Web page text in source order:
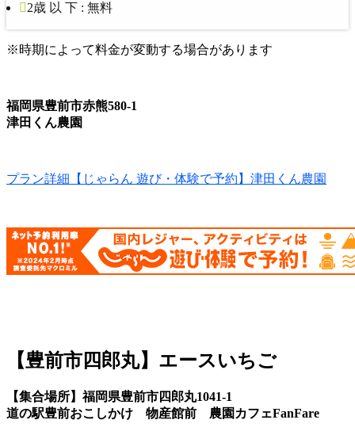
2歳 以 下 : 無料
※時期によって料金が変動する場合があります
福岡県豊前市赤熊580-1
津田くん農園
プラン詳細【じゃらん 遊び・体験で予約】津田くん農園
【豊前市四郎丸】エースいちご
【集合場所】福岡県豊前市四郎丸1041-1
道の駅豊前おこしかけ 物産館前 農園カフェFanFare